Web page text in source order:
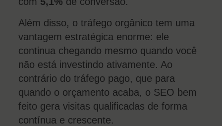
Além disso, o tráfego orgânico tem uma
vantagem estratégica enorme: ele
continua chegando mesmo quando você
não está investindo ativamente. Ao
contrário do tráfego pago, que para
quando o orçamento acaba, o SEO bem
feito gera visitas qualificadas de forma
contínua e crescente.